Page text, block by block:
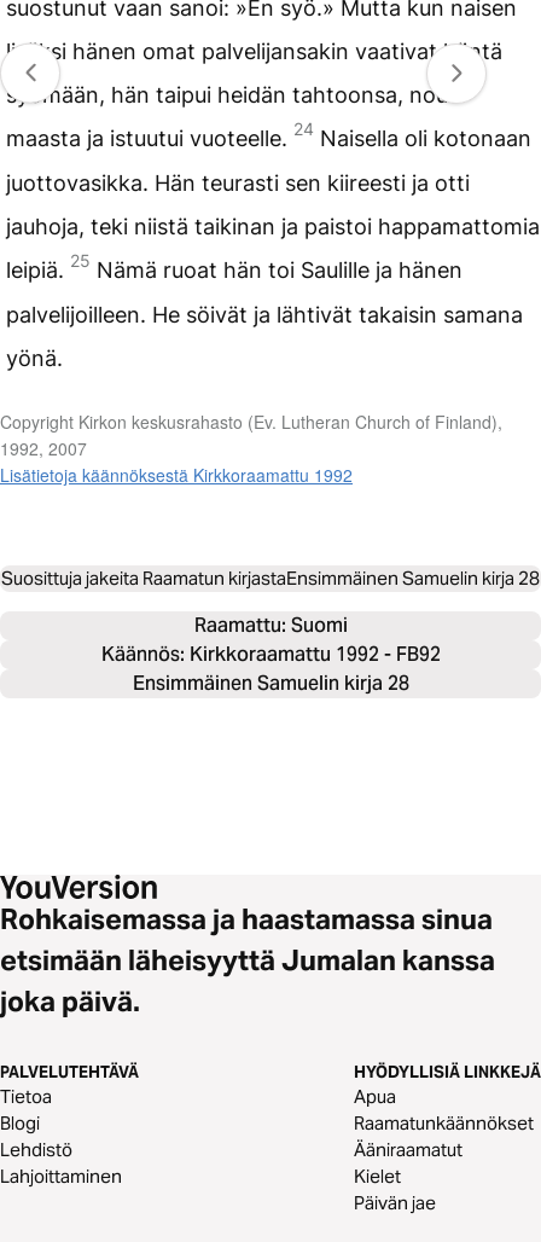
suostunut vaan sanoi: »En syö.» Mutta kun naisen
lisäksi hänen omat palvelijansakin vaativat häntä
syömään, hän taipui heidän tahtoonsa, nousi
maasta ja istuutui vuoteelle. 24 Naisella oli kotonaan
juottovasikka. Hän teurasti sen kiireesti ja otti
jauhoja, teki niistä taikinan ja paistoi happamattomia
leipiä. 25 Nämä ruoat hän toi Saulille ja hänen
palvelijoilleen. He söivät ja lähtivät takaisin samana
yönä.
Copyright Kirkon keskusrahasto (Ev. Lutheran Church of Finland),
1992, 2007
Lisätietoja käännöksestä Kirkkoraamattu 1992
Suosittuja jakeita Raamatun kirjastaEnsimmäinen Samuelin kirja 28
Raamattu: Suomi
Käännös: Kirkkoraamattu 1992 - FB92
Ensimmäinen Samuelin kirja 28
Rohkaisemassa ja haastamassa sinua
etsimään läheisyyttä Jumalan kanssa
joka päivä.
PALVELUTEHTÄVÄ
Tietoa
Blogi
Lehdistö
Lahjoittaminen
HYÖDYLLISIÄ LINKKEJÄ
Apua
Raamatunkäännökset
Ääniraamatut
Kielet
Päivän jae